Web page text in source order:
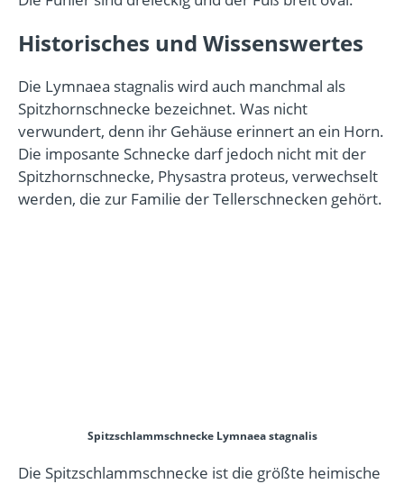
Historisches und Wissenswertes
Die Lymnaea stagnalis wird auch manchmal als
Spitzhornschnecke bezeichnet. Was nicht
verwundert, denn ihr Gehäuse erinnert an ein Horn.
Die imposante Schnecke darf jedoch nicht mit der
Spitzhornschnecke, Physastra proteus, verwechselt
werden, die zur Familie der Tellerschnecken gehört.
Spitzschlammschnecke Lymnaea stagnalis
Die Spitzschlammschnecke ist die größte heimische